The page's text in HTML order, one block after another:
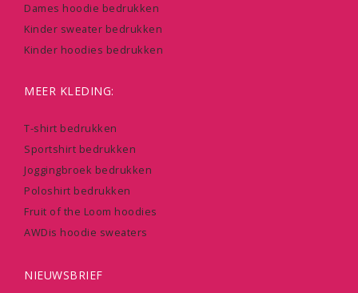
Dames hoodie bedrukken
Kinder sweater bedrukken
Kinder hoodies bedrukken
MEER KLEDING:
T-shirt bedrukken
Sportshirt bedrukken
Joggingbroek bedrukken
Poloshirt bedrukken
Fruit of the Loom hoodies
AWDis hoodie sweaters
NIEUWSBRIEF